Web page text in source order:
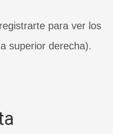
para ver los
superior derecha).